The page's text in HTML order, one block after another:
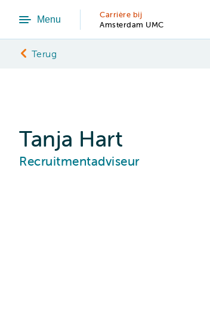
Menu
Carrière bij
Amsterdam UMC
Terug
Tanja Hart
Recruitmentadviseur